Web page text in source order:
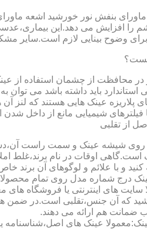
را افزایش می دهد.این
وضوح بینایی لازم است.سایر
در محافظت از چشمان استفاده از
پلاریزه عینک هایی هستند که لنز
فیلترهای شیمیایی مانع از داخل
از تقلبی
روی شیشه عینک و سمت راست آن،دسته
است.گاهی اوقات در نام برند،غلط
و با علائم و لوگوهای آن برند
درج شماره مدل روی تمام
سایت های اینترنتی یا فروشگاه
که آن جنس،تقلبی است.در ضمن
ضمانت هم ارائه می دهند.
عینک های اصل،شناسنامه